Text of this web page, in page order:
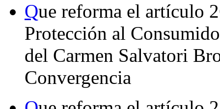
Que reforma el artículo
Protección al
del Carmen Salvatori
Convergencia